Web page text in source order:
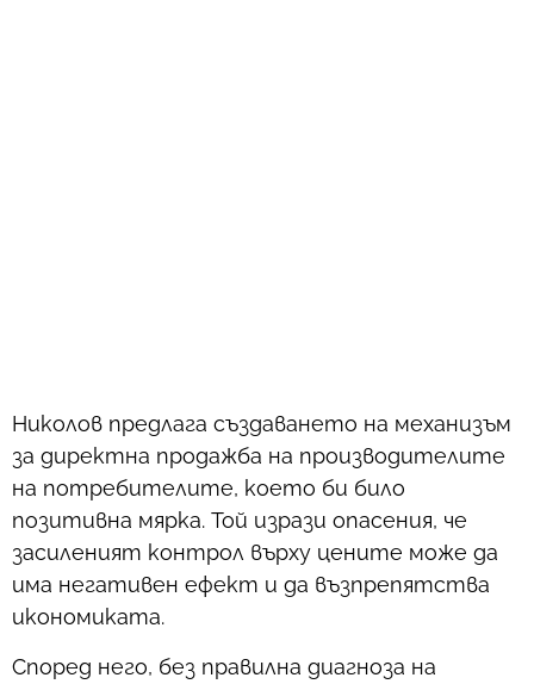
Николов предлага създаването на механизъм
за директна продажба на производителите
на потребителите, което би било
позитивна мярка. Той изрази опасения, че
засиленият контрол върху цените може да
има негативен ефект и да възпрепятства
икономиката.
Според него, без правилна диагноза на